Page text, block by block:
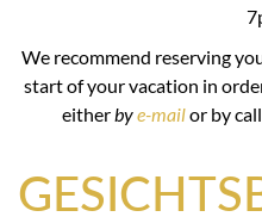
We recommend reserving
start of your vacation in
either bye-mailor by